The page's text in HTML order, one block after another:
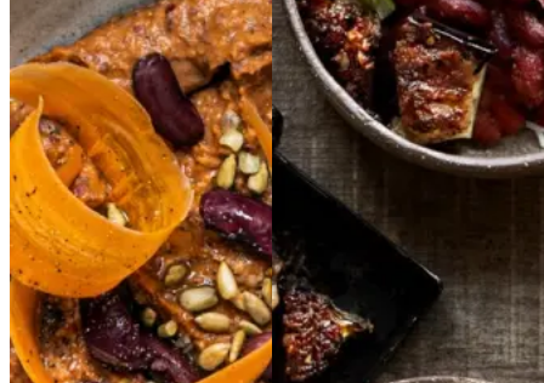
SpreadSpread påpå
KidneybønnerKidne
ybønner
Gem opskrift
Efterårsmad
CaribiskCaribisk
risris ogog
bønnerbønner
med
med jerk-
auberginerjerk-
auberginer
Gem opskrift